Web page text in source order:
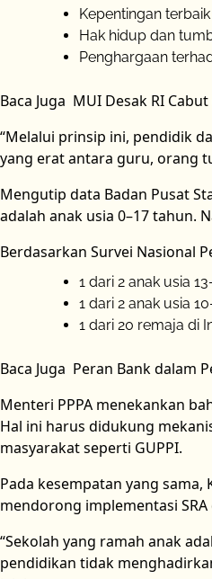
Kepentingan
Hak hidup dan
Penghargaan
Baca Juga MUI Desak RI
“Melalui prinsip ini, pendidik
yang erat antara guru, orang
Mengutip data Badan Pusat
adalah anak usia 0–17 tahun.
Berdasarkan Survei Nasional
1 dari 2 anak usia
1 dari 2 anak usia
1 dari 20 remaja di
Baca Juga Peran Bank dalam
Menteri PPPA menekankan
Hal ini harus didukung
masyarakat seperti GUPPI.
Pada kesempatan yang
mendorong implementasi
“Sekolah yang ramah anak
pendidikan tidak